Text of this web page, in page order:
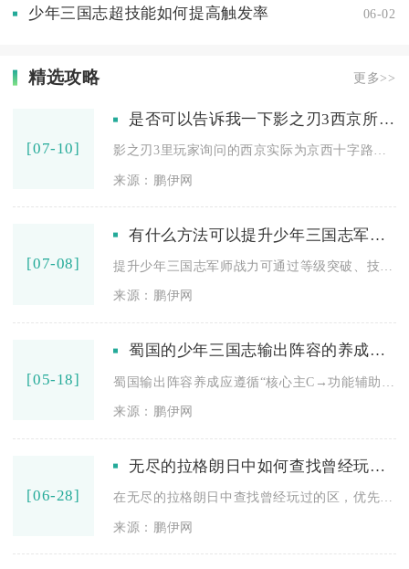
少年三国志超技能如何提高触发率 06-02
精选攻略 更多>>
[07-10]
是否可以告诉我一下影之刃3西京所在的精确位置
影之刃3里玩家询问的西京实际为京西十字路口，精确位置在全局大...
来源：鹏伊网
[07-08]
有什么方法可以提升少年三国志军师的战力
来源：鹏伊网
[05-18]
蜀国的少年三国志输出阵容的养成顺序应该怎样安排
来源：鹏伊网
[06-28]
无尽的拉格朗日中如何查找曾经玩过的区
在无尽的拉格朗日中查找曾经玩过的区，优先通过登录界面历史区服...
来源：鹏伊网